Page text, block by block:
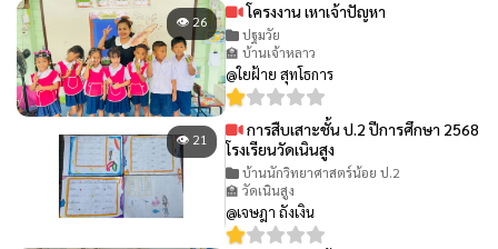
👁 26 โครงงาน เหาเจ้าปัญหา
ปฐมวัย
🏫 บ้านเจ้าหลาว
@ใยฝ้าย สุทโธการ
👁 21
การสืบเสาะชั้น ป.2 ปีการศึกษา 2568
โรงเรียนวัดเนินสูง
บ้านนักวิทยาศาสตร์น้อย ป.2
🏫 วัดเนินสูง
@เจษฎา ถังเงิน